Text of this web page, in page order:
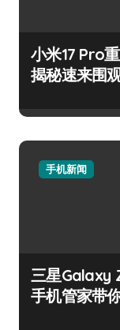
小米17 Pro
揭秘速来围
手机新闻
三星Galaxy
手机管家带